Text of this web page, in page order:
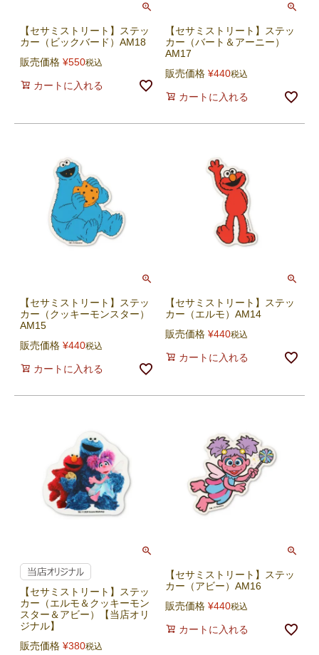
【セサミストリート】ステッ
カー（ビックバード）AM18
販売価格 ¥550税込
カートに入れる
【セサミストリート】ステッ
カー（バート＆アーニー）
AM17
販売価格 ¥440税込
カートに入れる
【セサミストリート】ステッ
カー（クッキーモンスター）
AM15
販売価格 ¥440税込
カートに入れる
【セサミストリート】ステッ
カー（エルモ）AM14
販売価格 ¥440税込
カートに入れる
【セサミストリート】ステッ
カー（エルモ＆クッキーモン
スター＆アビー）【当店オリ
ジナル】
販売価格 ¥380税込
【セサミストリート】ステッ
カー（アビー）AM16
販売価格 ¥440税込
カートに入れる